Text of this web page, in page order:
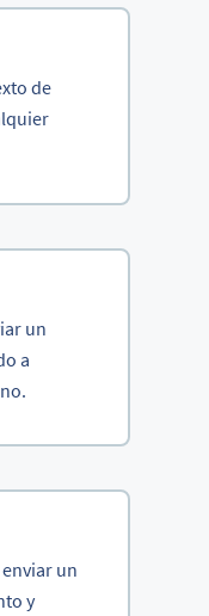
de
un
a
un
y